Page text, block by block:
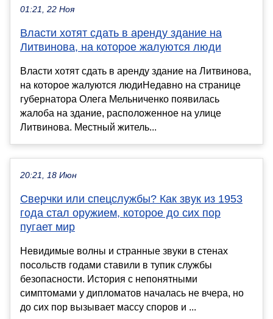
01:21, 22 Ноя
Власти хотят сдать в аренду здание на
Литвинова, на которое жалуются люди
Власти хотят сдать в аренду здание на Литвинова,
на которое жалуются людиНедавно на странице
губернатора Олега Мельниченко появилась
жалоба на здание, расположенное на улице
Литвинова. Местный житель...
20:21, 18 Июн
Сверчки или спецслужбы? Как звук из 1953
года стал оружием, которое до сих пор
пугает мир
Невидимые волны и странные звуки в стенах
посольств годами ставили в тупик службы
безопасности. История с непонятными
симптомами у дипломатов началась не вчера, но
до сих пор вызывает массу споров и ...